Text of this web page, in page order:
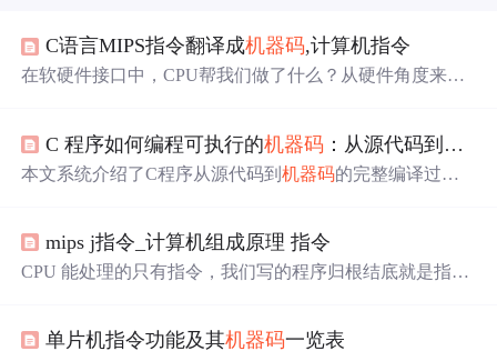
C语言MIPS指令翻译成机器码,计算机指令
在软硬件接口中，CPU帮我们做了什么？从硬件角度来
来讲，CPU就是一个执行各种计算机指令(InstructionCode)
的逻辑机器。这里的计算机指令，就好比一门CPU能够听
C 程序如何编程可执行的机器码 ：从源代码到二进制文件的完整过程
本文系统介绍了C程序从源代码到机器码的完整编译过
码 ）、链接（合并目标文件）2.机器码特性：二进制格
式、平台相关性、直接执行等特点3. 实际演示：通过GCC
文件组成（代码段、数据段等）5. 优化与调试：编译器优
mips j指令_计算机组成原理 指令
CPU 能处理的只有指令，我们写的程序归根结底就是指
PC 使用 Intel 的 CPU，iPhone 使用 ARM 的 CPU。所以如
单片机指令功能及其机器码一览表